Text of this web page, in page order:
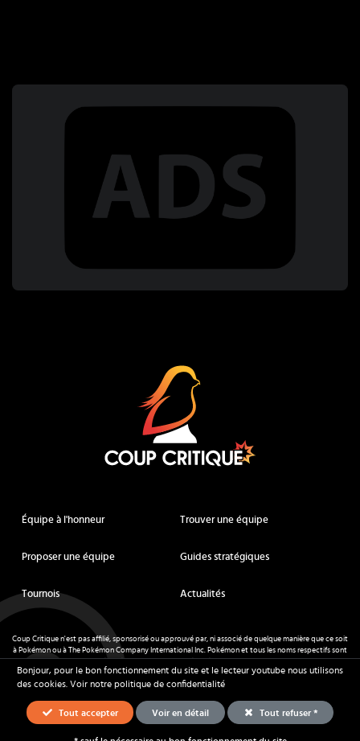
Équipe à l'honneur Trouver une équipe
Proposer une équipe Guides stratégiques
Tournois Actualités
Coup Critique n'est pas affilié, sponsorisé ou approuvé par, ni associé de quelque manière que ce soit
à Pokémon ou à The Pokémon Company International Inc. Pokémon et tous les noms respectifs sont
des marques déposées et des marques déposées. © de Nintendo 1996-2026.
Mentions légales - CGU- Tous droits réservés - Coup Critique
Bonjour, pour le bon fonctionnement du site et le lecteur youtube nous utilisons
des cookies. Voir notre politique de confidentialité
Tout accepter Voir en détail Tout refuser *